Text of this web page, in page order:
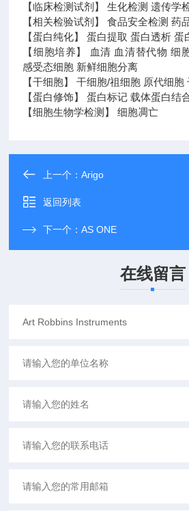
【临床检测试剂】 生化检测 遗传学
【相关检验试剂】 食品安全检测 药
【蛋白纯化】 蛋白提取 蛋白透析
【细胞培养】 血清 血清替代物 细
感受态细胞 新鲜细胞分离
【干细胞】 干细胞/祖细胞 原代细胞
【蛋白修饰】 蛋白标记 载体蛋白结
【细胞生物学检测】 细胞凋亡
上一个：Arigo
返回列表
下一个：AS ONE
在线留言